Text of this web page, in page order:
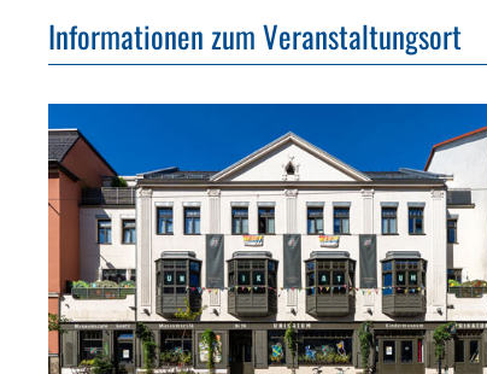
Informationen zum Veranstaltungsort